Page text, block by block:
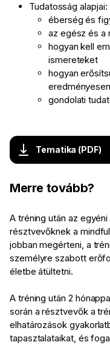
Tudatosság alapjai:
éberség és
az egész és a
hogyan kell
ismereteket
hogyan
eredményesen
gondolati
Tematika (PDF)
Merre tovább?
A tréning után az
résztvevőknek a
jobban megérteni, a
személyre szabott
életbe átültetni.
A tréning után 2
során a résztvevők a
elhatározások
tapasztalataikat, és